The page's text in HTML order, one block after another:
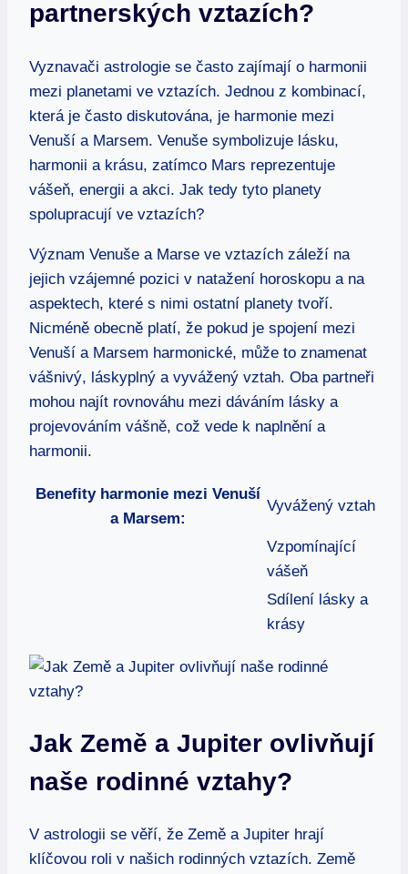
partnerských ​vztazích?
Vyznavači astrologie se​ často zajímají o harmonii
mezi planetami ve vztazích. Jednou z⁤ kombinací,
která‍ je ​často diskutována, je harmonie mezi
Venuší a Marsem. Venuše symbolizuje lásku,
harmonii a krásu, ⁣zatímco Mars reprezentuje
vášeň, energii a akci. Jak tedy tyto planety
spolupracují ve ‌vztazích?
Význam Venuše a ⁤Marse ve vztazích záleží na⁣
jejich vzájemné pozici v ⁣natažení horoskopu a na
aspektech,​ které‌ s⁣ nimi ostatní planety tvoří.
‍Nicméně obecně platí, že pokud je ⁤spojení mezi
Venuší a Marsem⁣ harmonické, může to znamenat
vášnivý, láskyplný a vyvážený vztah. Oba partneři⁤
mohou najít rovnováhu⁣ mezi​ dáváním⁤ lásky ⁤a
projevováním vášně, což vede k naplnění a ​
harmonii.
Benefity harmonie ‌mezi Venuší⁣
a Marsem:
Vyvážený vztah
Vzpomínající
vášeň
Sdílení lásky a
krásy
Jak Země a Jupiter​ ovlivňují
naše⁤ rodinné​ vztahy?
V astrologii ⁣se ⁣věří, že Země a ⁤Jupiter hrají
klíčovou ⁢roli v našich rodinných‍ vztazích. Země